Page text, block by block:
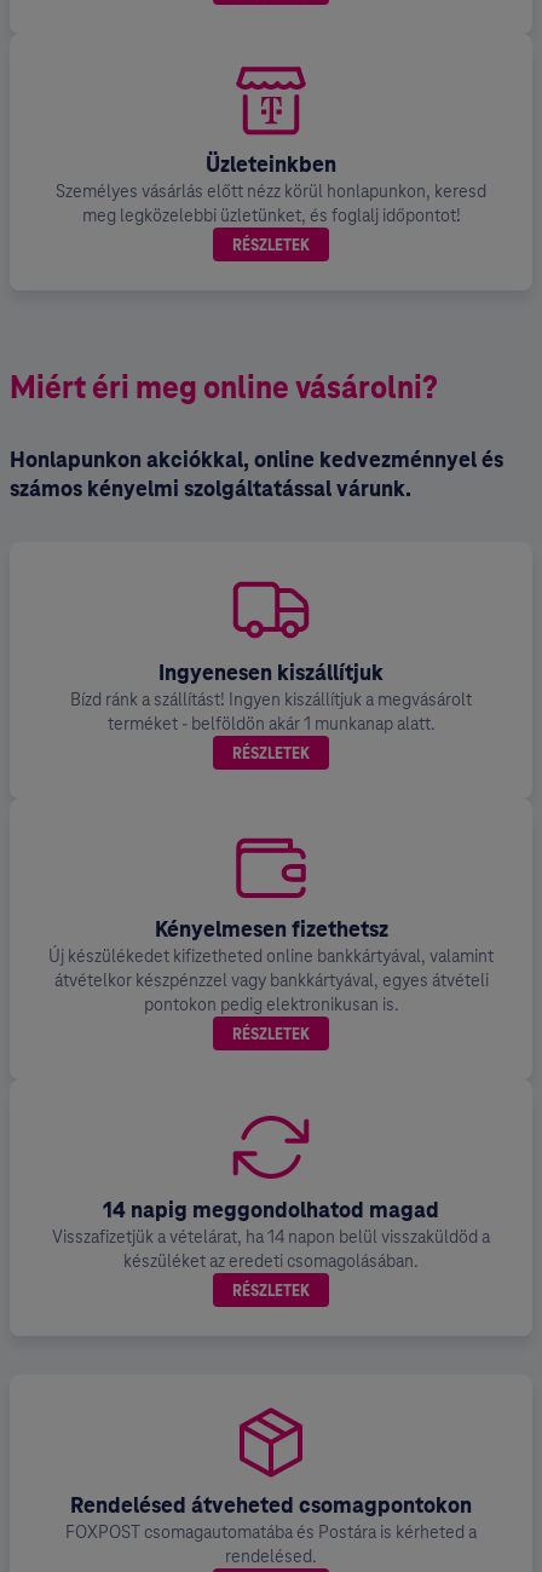
Üzleteinkben
Személyes vásárlás előtt nézz körül honlapunkon, keresd
meg legközelebbi üzletünket, és foglalj időpontot!
RÉSZLETEK
Miért éri meg online vásárolni?
Honlapunkon akciókkal, online kedvezménnyel és
számos kényelmi szolgáltatással várunk.
Ingyenesen kiszállítjuk
Bízd ránk a szállítást! Ingyen kiszállítjuk a megvásárolt
terméket - belföldön akár 1 munkanap alatt.
RÉSZLETEK
Kényelmesen fizethetsz
Új készülékedet kifizetheted online bankkártyával, valamint
átvételkor készpénzzel vagy bankkártyával, egyes átvételi
pontokon pedig elektronikusan is.
RÉSZLETEK
14 napig meggondolhatod magad
Visszafizetjük a vételárat, ha 14 napon belül visszaküldöd a
készüléket az eredeti csomagolásában.
RÉSZLETEK
Rendelésed átveheted csomagpontokon
FOXPOST csomagautomatába és Postára is kérheted a
rendelésed.